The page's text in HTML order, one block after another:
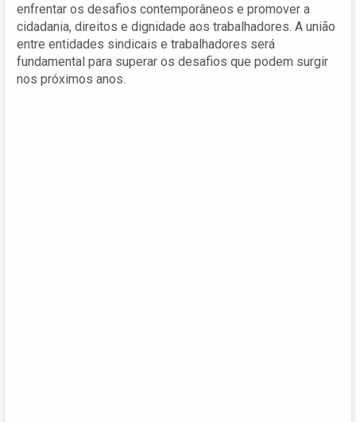
enfrentar os desafios contemporâneos e promover a
cidadania, direitos e dignidade aos trabalhadores. A união
entre entidades sindicais e trabalhadores será
fundamental para superar os desafios que podem surgir
nos próximos anos.